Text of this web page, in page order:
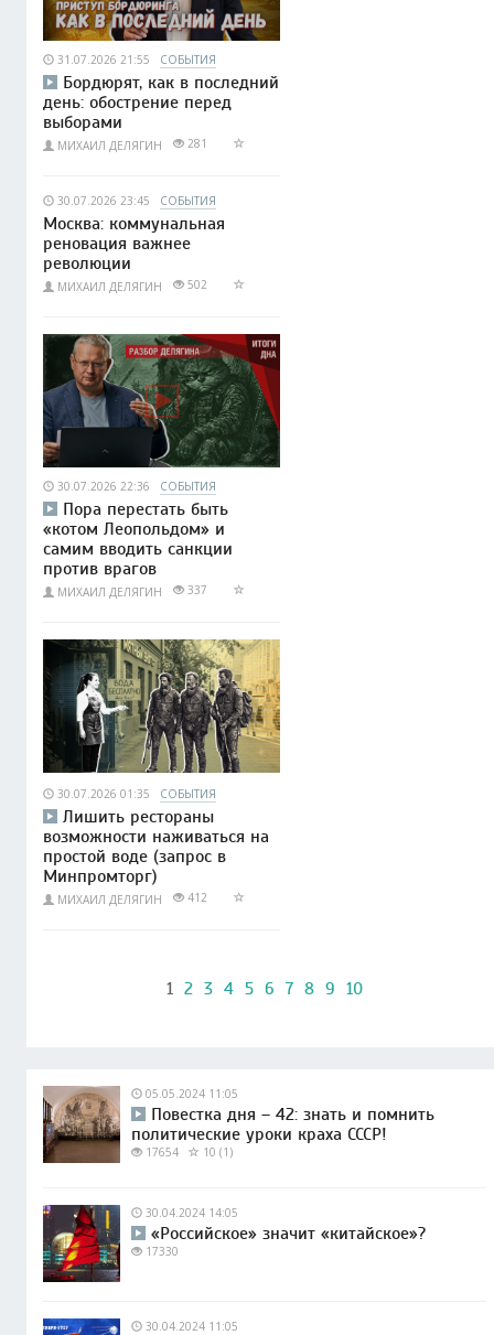
31.07.2026 21:55 СОБЫТИЯ
Бордюрят, как в последний
день: обострение перед
выборами
МИХАИЛ ДЕЛЯГИН 281
30.07.2026 23:45 СОБЫТИЯ
Москва: коммунальная
реновация важнее
революции
МИХАИЛ ДЕЛЯГИН 502
30.07.2026 22:36 СОБЫТИЯ
Пора перестать быть
«котом Леопольдом» и
самим вводить санкции
против врагов
МИХАИЛ ДЕЛЯГИН 337
30.07.2026 01:35 СОБЫТИЯ
Лишить рестораны
возможности наживаться на
простой воде (запрос в
Минпромторг)
МИХАИЛ ДЕЛЯГИН 412
1 2 3 4 5 6 7 8 9 10
05.05.2024 11:05
Повестка дня – 42: знать и помнить
политические уроки краха СССР!
17654 10 (1)
30.04.2024 14:05
«Российское» значит «китайское»?
17330
30.04.2024 11:05